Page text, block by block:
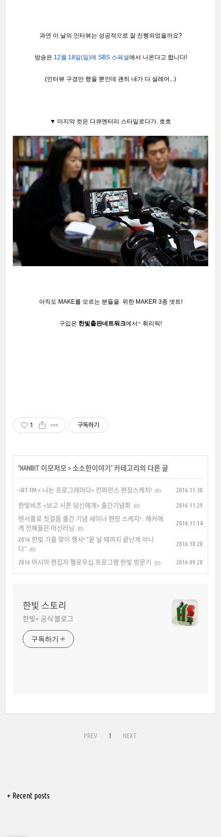
과연 이 날의 인터뷰는 성공적으로 잘 진행되었을까요?
방송은 12월 18일(일)에 SBS 스페셜에서 나온다고 합니다!
(인터뷰 구경만 했을 뿐인데 괜히 내가 다 설레어...)
▼ 마지막 컷은 다큐멘터리 스타일로다가. 호호
아직도 MAKE를 모르는 분들을 위한 MAKER 3종 셋트!
구입은 한빛출판네트워크에서~ 휘리릭!
1 구독하기
'HANBIT 이모저모 > 소소한이야기 ' 카테고리의 다른 글
<RT:FM × 나는 프로그래머다> 컨퍼런스 현장스케치! (0) 2016.11.30
한빛비즈 <보고 시픈 당신에게> 출간기념회 (0)
2016.11.29
텐서플로 첫걸음 출간 기념 세미나 현장 스케치! : 해커에
게 전해들은 머신러닝
(0)
2016.11.14
2016 한빛 가을 맞이 행사! "끝 날 때까지 끝난게 아니
다"
(0)
2016.10.28
2016 아시아 편집자 펠로우십 프로그램 한빛 방문기 (0) 2016.09.28
한빛 스토리
한빛+ 공식 블로그
구독하기
PREV 1 NEXT
+ Recent posts